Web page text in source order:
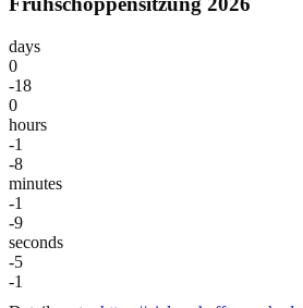
days
0
-18
0
hours
-1
-8
minutes
-1
-9
seconds
-5
-1